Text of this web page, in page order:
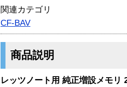
関連カテゴリ
CF-BAV
商品説明
レッツノート用 純正増設メモリ